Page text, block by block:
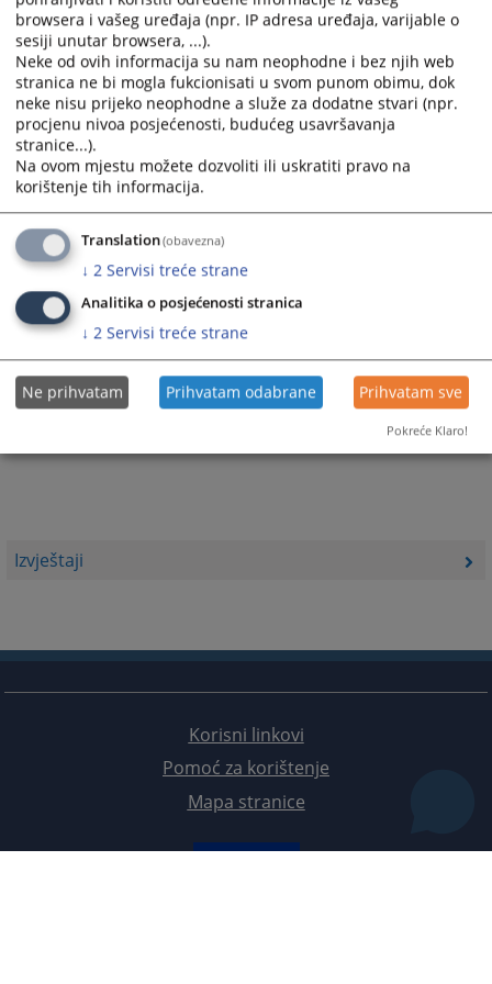
Izvještaji
and
select
a
date.
Press
the
question
mark
key
to
the
keyboard
shortcuts
for
changing
dates.
and
a
date.
Press
the
question
key
keyboard
for
changing
dates.
Trenutno nema vijesti
Korisni linkovi
Pomoć za korištenje
Mapa stranice
browsera i vašeg uređaja (npr. IP adresa uređaja, varijable o
sesiji unutar browsera, ...).
Neke od ovih informacija su nam neophodne i bez njih web
stranica ne bi mogla fukcionisati u svom punom obimu, dok
neke nisu prijeko neophodne a služe za dodatne stvari (npr.
procjenu nivoa posjećenosti, budućeg usavršavanja
stranice...).
Na ovom mjestu možete dozvoliti ili uskratiti pravo na
korištenje tih informacija.
Translation(obavezna)
↓ 2 Servisi treće strane
Analitika o posjećenosti stranica
↓ 2 Servisi treće strane
Ne prihvatam Prihvatam odabrane Prihvatam sve
Pokreće Klaro!